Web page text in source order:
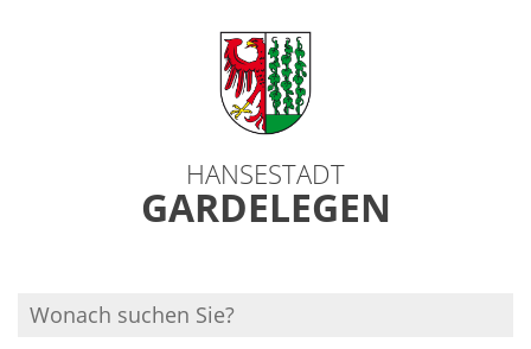
HANSESTADT
GARDELEGEN